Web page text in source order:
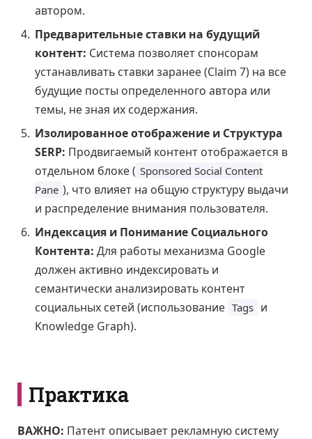
автором.
Предварительные ставки на будущий
контент: Система позволяет спонсорам
устанавливать ставки заранее (Claim 7) на все
будущие посты определенного автора или
темы, не зная их содержания.
Изолированное отображение и Структура
SERP: Продвигаемый контент отображается в
отдельном блоке ( Sponsored Social Content
Pane ), что влияет на общую структуру выдачи
и распределение внимания пользователя.
Индексация и Понимание Социального
Контента: Для работы механизма Google
должен активно индексировать и
семантически анализировать контент
социальных сетей (использование Tags и
Knowledge Graph).
Практика
ВАЖНО: Патент описывает рекламную систему